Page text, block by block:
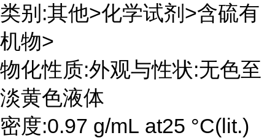
类别:其他>化学试剂>含硫有
机物>
物化性质:外观与性状:无色至
淡黄色液体
密度:0.97 g/mL at25 °C(lit.)